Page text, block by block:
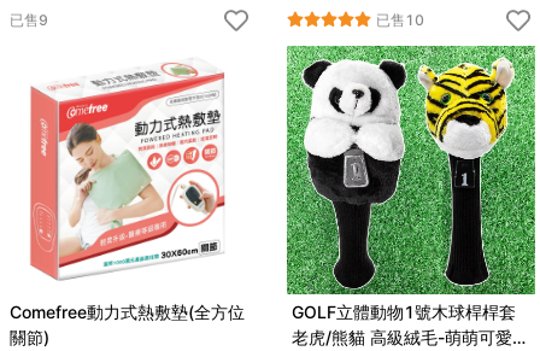
已售9 已售 10
Comefree動力式熱敷墊(全方位
關節)
GOLF立體動物1號木球桿桿套
老虎/熊貓 高級絨毛-萌萌可愛動